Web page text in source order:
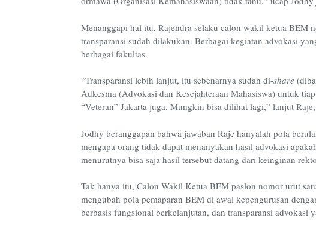
Menanggapi hal itu, Rajendra selaku calon wakil ketua BEM
transparansi sudah dilakukan. Berbagai kegiatan advokasi
berbagai fakultas.
“Transparansi lebih lanjut, itu sebenarnya sudah di-share
Adkesma (Advokasi dan Kesejahteraan Mahasiswa) untuk
“Veteran” Jakarta juga. Mungkin bisa dilihat lagi,” lanjut
Jodhy beranggapan bahwa jawaban Raje hanyalah pola
mengapa orang tidak dapat menanyakan hasil advokasi
menurutnya bisa saja hasil tersebut datang dari keinginan
Tak hanya itu, Calon Wakil Ketua BEM paslon nomor urut
mengubah pola pemaparan BEM di awal kepengurusan
berbasis fungsional berkelanjutan, dan transparansi advokasi